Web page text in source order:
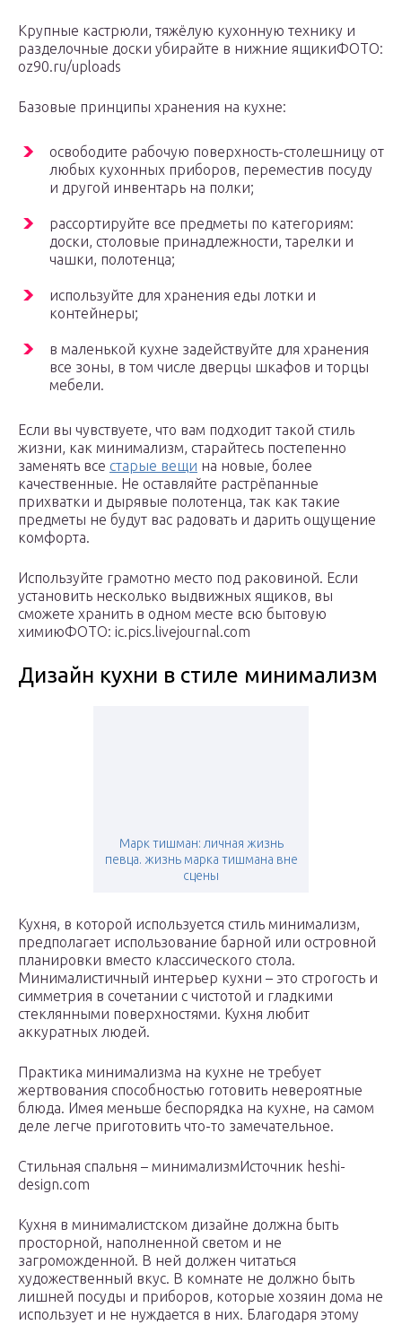
Крупные кастрюли, тяжёлую кухонную технику и
разделочные доски убирайте в нижние ящикиФОТО:
oz90.ru/uploads
Базовые принципы хранения на кухне:
освободите рабочую поверхность-столешницу от
любых кухонных приборов, переместив посуду
и другой инвентарь на полки;
рассортируйте все предметы по категориям:
доски, столовые принадлежности, тарелки и
чашки, полотенца;
используйте для хранения еды лотки и
контейнеры;
в маленькой кухне задействуйте для хранения
все зоны, в том числе дверцы шкафов и торцы
мебели.
Если вы чувствуете, что вам подходит такой стиль
жизни, как минимализм, старайтесь постепенно
заменять все старые вещи на новые, более
качественные. Не оставляйте растрёпанные
прихватки и дырявые полотенца, так как такие
предметы не будут вас радовать и дарить ощущение
комфорта.
Используйте грамотно место под раковиной. Если
установить несколько выдвижных ящиков, вы
сможете хранить в одном месте всю бытовую
химиюФОТО: ic.pics.livejournal.com
Дизайн кухни в стиле минимализм
Марк тишман: личная жизнь
певца. жизнь марка тишмана вне
сцены
Кухня, в которой используется стиль минимализм,
предполагает использование барной или островной
планировки вместо классического стола.
Минималистичный интерьер кухни – это строгость и
симметрия в сочетании с чистотой и гладкими
стеклянными поверхностями. Кухня любит
аккуратных людей.
Практика минимализма на кухне не требует
жертвования способностью готовить невероятные
блюда. Имея меньше беспорядка на кухне, на самом
деле легче приготовить что-то замечательное.
Стильная спальня – минимализмИсточник heshi-
design.com
Кухня в минималистском дизайне должна быть
просторной, наполненной светом и не
загроможденной. В ней должен читаться
художественный вкус. В комнате не должно быть
лишней посуды и приборов, которые хозяин дома не
использует и не нуждается в них. Благодаря этому